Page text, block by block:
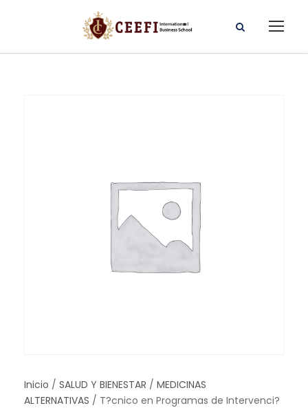
Inicio / SALUD Y BIENESTAR / MEDICINAS
ALTERNATIVAS / T?cnico en Programas de Intervenci?